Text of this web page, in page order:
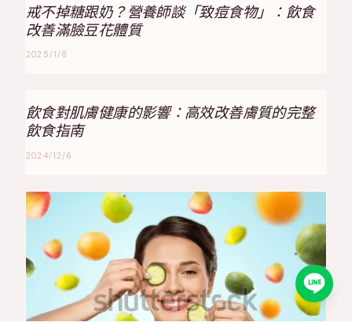
戒不掉糖跟奶？營養師談「致痘食物」：飲食
改善滿臉豆花體質
2025/1/8